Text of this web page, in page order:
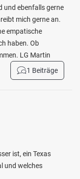
und ebenfalls gerne
mich gerne an.
empatische
haben. Ob
LG Martin
1 Beiträge
ist, ein Texas
und welches